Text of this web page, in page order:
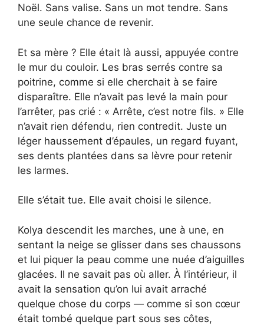
Noël. Sans valise. Sans un mot tendre. Sans
une seule chance de revenir.
Et sa mère ? Elle était là aussi, appuyée contre
le mur du couloir. Les bras serrés contre sa
poitrine, comme si elle cherchait à se faire
disparaître. Elle n’avait pas levé la main pour
l’arrêter, pas crié : « Arrête, c’est notre fils. » Elle
n’avait rien défendu, rien contredit. Juste un
léger haussement d’épaules, un regard fuyant,
ses dents plantées dans sa lèvre pour retenir
les larmes.
Elle s’était tue. Elle avait choisi le silence.
Kolya descendit les marches, une à une, en
sentant la neige se glisser dans ses chaussons
et lui piquer la peau comme une nuée d’aiguilles
glacées. Il ne savait pas où aller. À l’intérieur, il
avait la sensation qu’on lui avait arraché
quelque chose du corps — comme si son cœur
était tombé quelque part sous ses côtes,